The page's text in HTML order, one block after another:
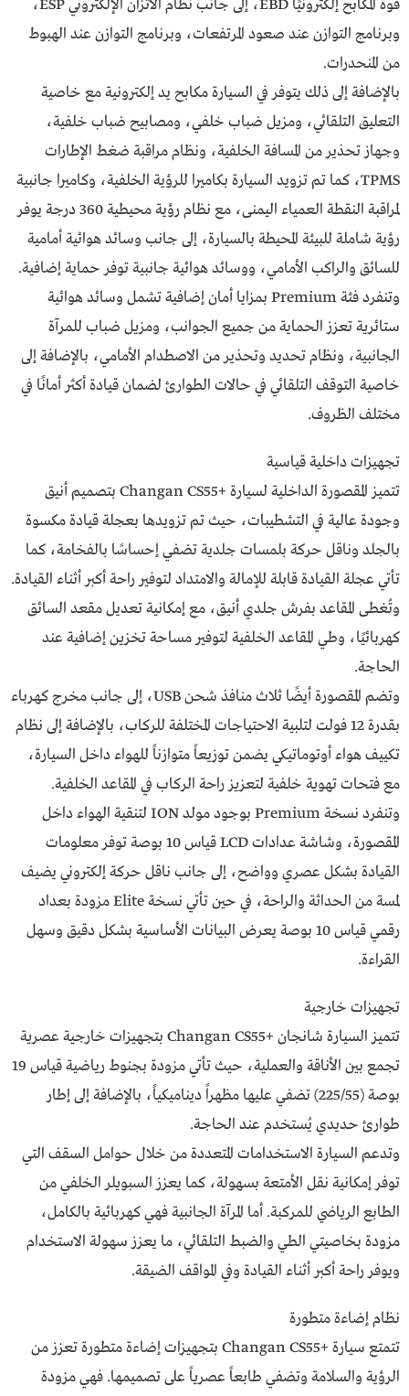
قوة المكابح إلكترونيًا EBD، إلى جانب نظام الاتزان الإلكتروني ESP،
وبرنامج التوازن عند صعود المرتفعات، وبرنامج التوازن عند الهبوط
من المنحدرات.
بالإضافة إلى ذلك يتوفر في السيارة مكابح يد إلكترونية مع خاصية
التعليق التلقائي، ومزيل ضباب خلفي، ومصابيح ضباب خلفية،
وجهاز تحذير من المسافة الخلفية، ونظام مراقبة ضغط الإطارات
TPMS، كما تم تزويد السيارة بكاميرا للرؤية الخلفية، وكاميرا جانبية
لمراقبة النقطة العمياء اليمنى، مع نظام رؤية محيطية 360 درجة يوفر
رؤية شاملة للبيئة المحيطة بالسيارة، إلى جانب وسائد هوائية أمامية
للسائق والراكب الأمامي، ووسائد هوائية جانبية توفر حماية إضافية.
وتنفرد فئة Premium بمزايا أمان إضافية تشمل وسائد هوائية
ستائرية تعزز الحماية من جميع الجوانب، ومزيل ضباب للمرآة
الجانبية، ونظام تحديد وتحذير من الاصطدام الأمامي، بالإضافة إلى
خاصية التوقف التلقائي في حالات الطوارئ لضمان قيادة أكثر أمانًا في
مختلف الظروف.
تجهيزات داخلية قياسية
تتميز المقصورة الداخلية لسيارة +Changan CS55 بتصميم أنيق
وجودة عالية في التشطيبات، حيث تم تزويدها بعجلة قيادة مكسوة
بالجلد وناقل حركة بلمسات جلدية تضفي إحساسًا بالفخامة، كما
تأتي عجلة القيادة قابلة للإمالة والامتداد لتوفير راحة أكبر أثناء القيادة.
وتُغطى المقاعد بفرش جلدي أنيق، مع إمكانية تعديل مقعد السائق
كهربائيًا، وطي المقاعد الخلفية لتوفير مساحة تخزين إضافية عند
الحاجة.
وتضم المقصورة أيضًا ثلاث منافذ شحن USB، إلى جانب مخرج كهرباء
بقدرة 12 فولت لتلبية الاحتياجات المختلفة للركاب، بالإضافة إلى نظام
تكييف هواء أوتوماتيكي يضمن توزيعاً متوازناً للهواء داخل السيارة،
مع فتحات تهوية خلفية لتعزيز راحة الركاب في المقاعد الخلفية.
وتنفرد نسخة Premium بوجود مولد ION لتنقية الهواء داخل
المقصورة، وشاشة عدادات LCD قياس 10 بوصة توفر معلومات
القيادة بشكل عصري وواضح، إلى جانب ناقل حركة إلكتروني يضيف
لمسة من الحداثة والراحة، في حين تأتي نسخة Elite مزودة بعداد
رقمي قياس 10 بوصة يعرض البيانات الأساسية بشكل دقيق وسهل
القراءة.
تجهيزات خارجية
تتميز السيارة شانجان +Changan CS55 بتجهيزات خارجية عصرية
تجمع بين الأناقة والعملية، حيث تأتي مزودة بجنوط رياضية قياس 19
بوصة (225/55) تضفي عليها مظهراً ديناميكياً، بالإضافة إلى إطار
طوارئ حديدي يُستخدم عند الحاجة.
وتدعم السيارة الاستخدامات المتعددة من خلال حوامل السقف التي
توفر إمكانية نقل الأمتعة بسهولة، كما يعزز السبويلر الخلفي من
الطابع الرياضي للمركبة. أما المرآة الجانبية فهي كهربائية بالكامل،
مزودة بخاصيتي الطي والضبط التلقائي، ما يعزز سهولة الاستخدام
ويوفر راحة أكبر أثناء القيادة وفي المواقف الضيقة.
نظام إضاءة متطورة
تتمتع سيارة +Changan CS55 بتجهيزات إضاءة متطورة تعزز من
الرؤية والسلامة وتضفي طابعاً عصرياً على تصميمها. فهي مزودة